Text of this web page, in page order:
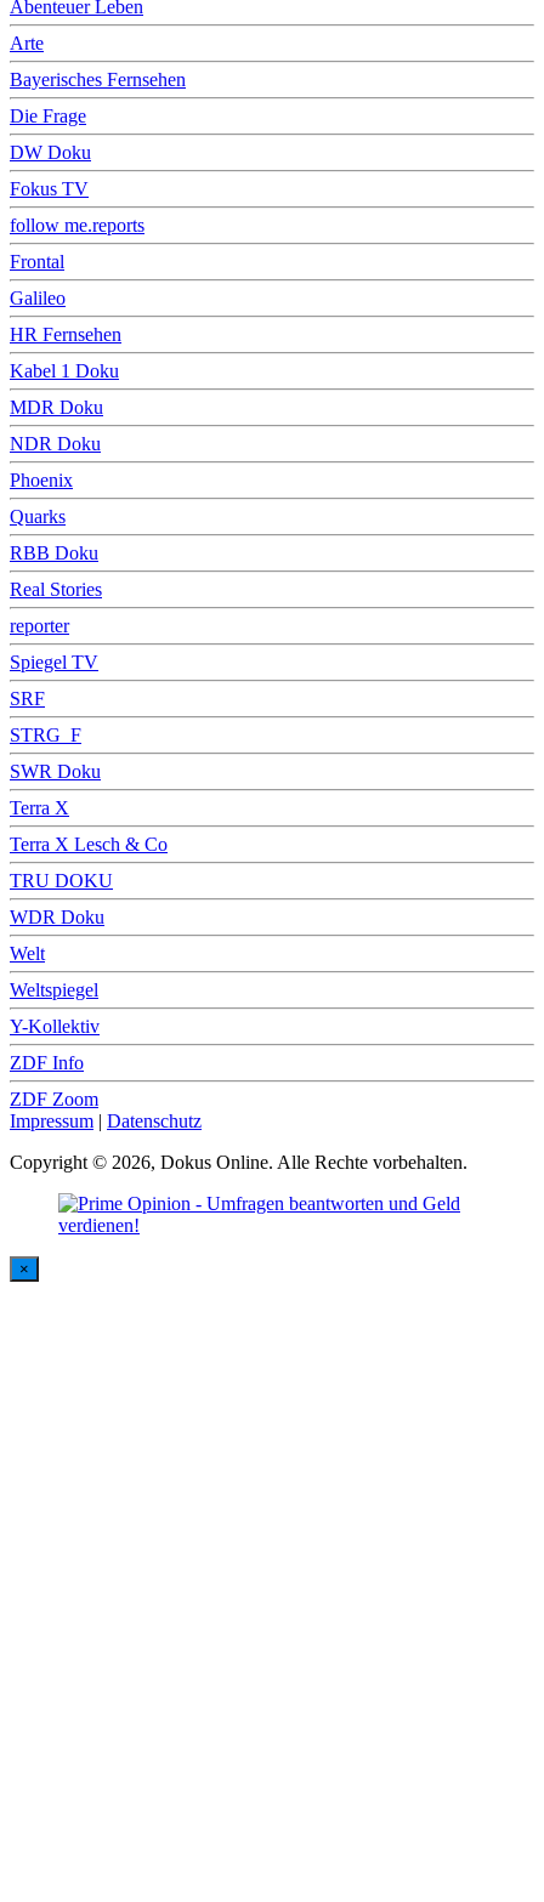
Abenteuer Leben
Arte
Bayerisches Fernsehen
Die Frage
DW Doku
Fokus TV
follow me.reports
Frontal
Galileo
HR Fernsehen
Kabel 1 Doku
MDR Doku
NDR Doku
Phoenix
Quarks
RBB Doku
Real Stories
reporter
Spiegel TV
SRF
STRG_F
SWR Doku
Terra X
Terra X Lesch & Co
TRU DOKU
WDR Doku
Welt
Weltspiegel
Y-Kollektiv
ZDF Info
ZDF Zoom
Impressum | Datenschutz
Copyright © 2026, Dokus Online. Alle Rechte vorbehalten.
×